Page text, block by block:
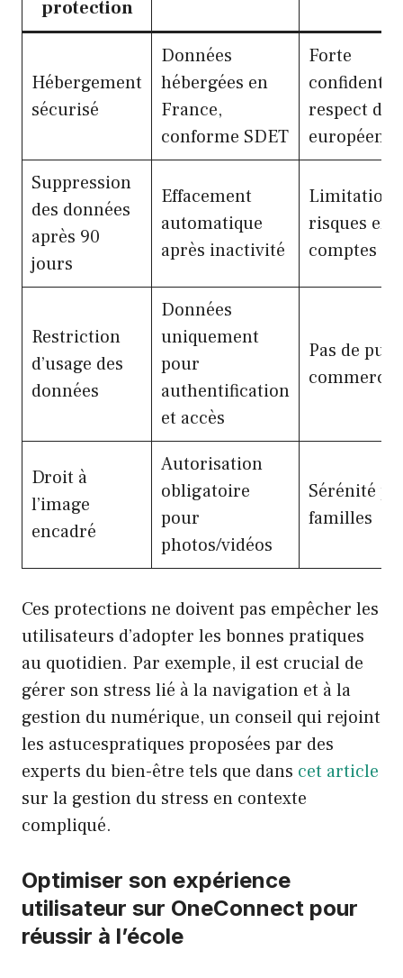
protection
Hébergement
sécurisé
Données
hébergées en
France,
conforme SDET
Forte
respect de
Suppression
des données
après 90
jours
Effacement
automatique
après inactivité
Limitation
risques en
comptes
Restriction
d’usage des
données
Données
uniquement
pour
authentification
et accès
Pas de
Droit à
l’image
encadré
Autorisation
obligatoire
pour
photos/vidéos
Sérénité
familles
Ces protections ne doivent pas empêcher les
utilisateurs d’adopter les bonnes pratiques
au quotidien. Par exemple, il est crucial de
gérer son stress lié à la navigation et à la
gestion du numérique, un conseil qui rejoint
les astucespratiques proposées par des
experts du bien-être tels que dans cet article
sur la gestion du stress en contexte
compliqué.
Optimiser son expérience
utilisateur sur OneConnect pour
réussir à l’école